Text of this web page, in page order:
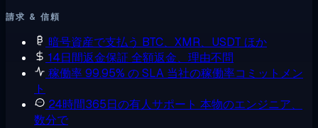
請求 & 信頼
暗号資産で支払う BTC、XMR、USDT ほか
14日間返金保証 全額返金、理由不問
稼働率 99.95% の SLA 当社の稼働率コミットメン
ト
24時間365日の有人サポート 本物のエンジニア、
数分で